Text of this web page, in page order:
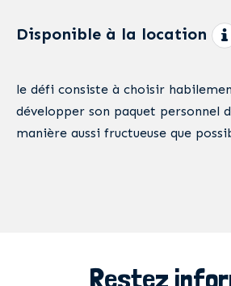
Disponible à la location
le défi consiste à choisir
développer son paquet personnel
manière aussi fructueuse que